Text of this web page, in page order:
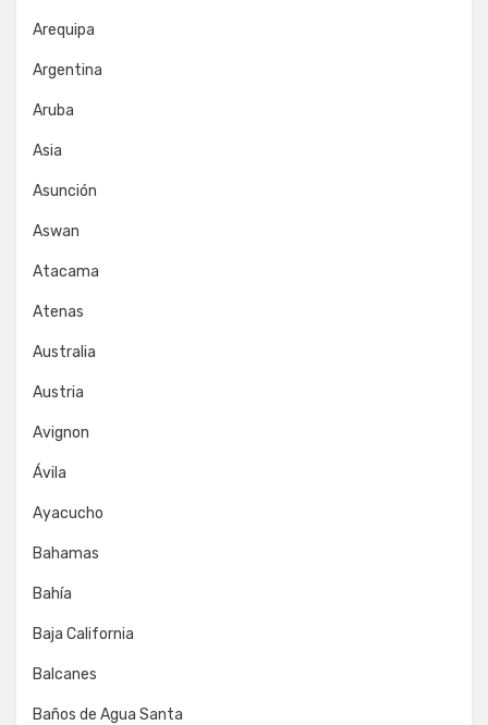
Arequipa
Argentina
Aruba
Asia
Asunción
Aswan
Atacama
Atenas
Australia
Austria
Avignon
Ávila
Ayacucho
Bahamas
Bahía
Baja California
Balcanes
Baños de Agua Santa